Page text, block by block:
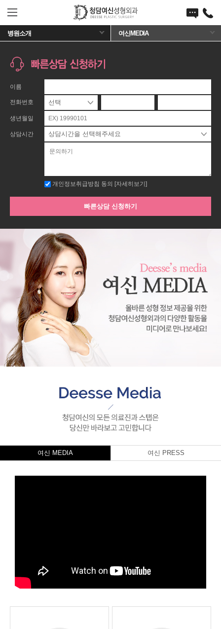
신성형외과 퀵메뉴 열기/닫기
전화걸기
병원소개 여신MEDIA
이름
전화번호
생년월일
상담시간
개인정보취급방침 동의 [자세히보기]
빠른상담 신청하기
여신 MEDIA 여신 PRESS